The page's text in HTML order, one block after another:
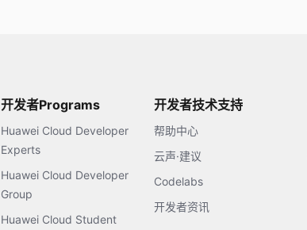
开发者Programs
Huawei Cloud Developer
Experts
Huawei Cloud Developer
Group
Huawei Cloud Student
开发者技术支持
帮助中心
云声·建议
Codelabs
开发者资讯